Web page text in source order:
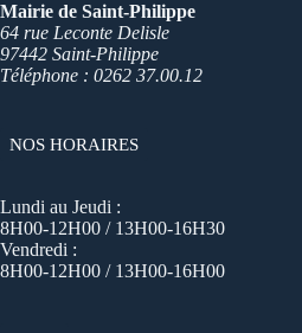
Mairie de Saint-Philippe
64 rue Leconte Delisle
97442 Saint-Philippe
Téléphone : 0262 37.00.12
NOS HORAIRES
Lundi au Jeudi :
8H00-12H00 / 13H00-16H30
Vendredi :
8H00-12H00 / 13H00-16H00